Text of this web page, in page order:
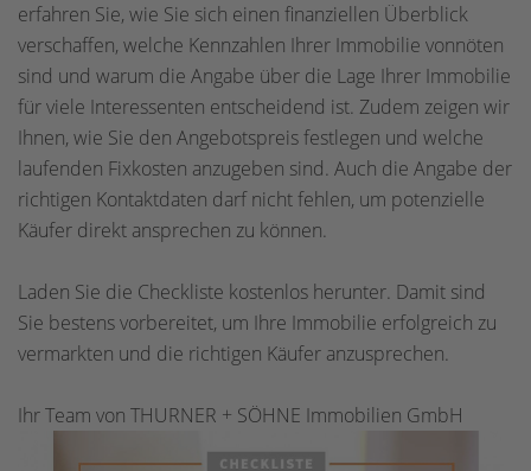
erfahren Sie, wie Sie sich einen finanziellen Überblick
verschaffen, welche Kennzahlen Ihrer Immobilie vonnöten
sind und warum die Angabe über die Lage Ihrer Immobilie
für viele Interessenten entscheidend ist. Zudem zeigen wir
Ihnen, wie Sie den Angebotspreis festlegen und welche
laufenden Fixkosten anzugeben sind. Auch die Angabe der
richtigen Kontaktdaten darf nicht fehlen, um potenzielle
Käufer direkt ansprechen zu können.
Laden Sie die Checkliste kostenlos herunter. Damit sind
Sie bestens vorbereitet, um Ihre Immobilie erfolgreich zu
vermarkten und die richtigen Käufer anzusprechen.
Ihr Team von THURNER + SÖHNE Immobilien GmbH